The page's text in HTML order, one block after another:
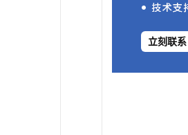
立刻联系